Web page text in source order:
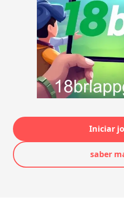
Iniciar
saber